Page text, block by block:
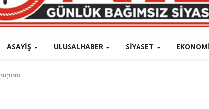
ASAYIŞ ULUSALHABER SIYASET EKONOMI
suçüstü